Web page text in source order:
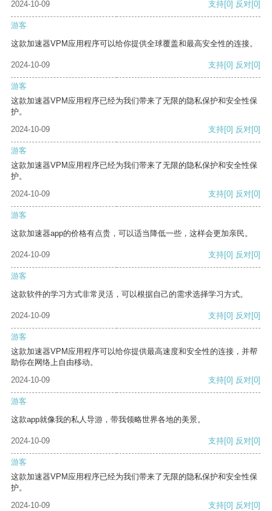
2024-10-09 支持[0] 反对[0]
游客
这款加速器VPM应用程序可以给你提供全球覆盖和最高安全性的连接。
2024-10-09 支持[0] 反对[0]
游客
这款加速器VPM应用程序已经为我们带来了无限的隐私保护和安全性保
护。
2024-10-09
支持[0] 反对[0]
游客
这款加速器VPM应用程序已经为我们带来了无限的隐私保护和安全性保
护。
2024-10-09
支持[0] 反对[0]
游客
这款加速器app的价格有点贵，可以适当降低一些，这样会更加亲民。
2024-10-09 支持[0] 反对[0]
游客
这款软件的学习方式非常灵活，可以根据自己的需求选择学习方式。
2024-10-09 支持[0] 反对[0]
游客
这款加速器VPM应用程序可以给你提供最高速度和安全性的连接，并帮
助你在网络上自由移动。
2024-10-09
支持[0] 反对[0]
游客
这款app就像我的私人导游，带我领略世界各地的美景。
2024-10-09 支持[0] 反对[0]
游客
这款加速器VPM应用程序已经为我们带来了无限的隐私保护和安全性保
护。
2024-10-09
支持[0] 反对[0]